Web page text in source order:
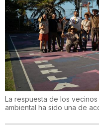
La respuesta de los
ambiental ha sido una de